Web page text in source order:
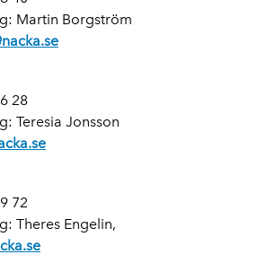
Martin Borgström
28
Teresia Jonsson
72
Theres Engelin,